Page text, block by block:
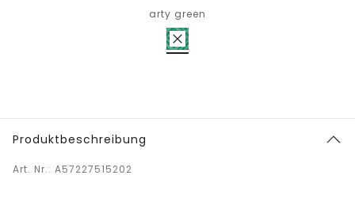
arty green
Produktbeschreibung
Art. Nr.: A57227515202